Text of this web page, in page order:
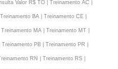
Valor R$ TO | Treinamento AC |
BA | Treinamento CE |
MA | Treinamento MT |
PB | Treinamento PR |
RN | Treinamento RS |